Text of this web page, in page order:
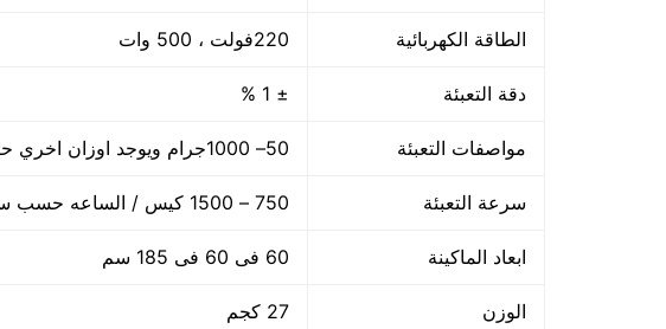
الطاقة الكهربائية 220فولت ، 500 وات
دقة التعبئة ± 1 %
مواصفات التعبئة 50– 1000جرام ويوجد اوزان اخري حتى 5 كجم
سرعة التعبئة 750 – 1500 كيس / الساعه حسب سرعة العامل
ابعاد الماكينة 60 فى 60 فى 185 سم
الوزن 27 كجم